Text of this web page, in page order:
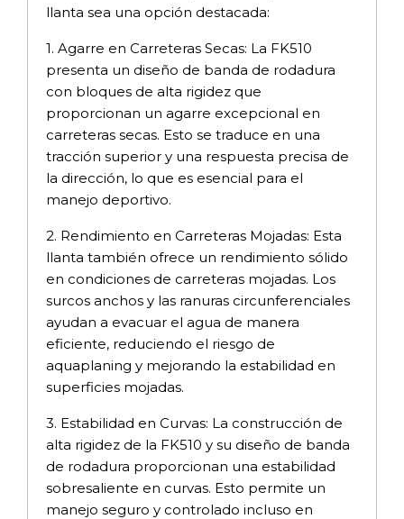
llanta sea una opción destacada:
1. Agarre en Carreteras Secas: La FK510
presenta un diseño de banda de rodadura
con bloques de alta rigidez que
proporcionan un agarre excepcional en
carreteras secas. Esto se traduce en una
tracción superior y una respuesta precisa de
la dirección, lo que es esencial para el
manejo deportivo.
2. Rendimiento en Carreteras Mojadas: Esta
llanta también ofrece un rendimiento sólido
en condiciones de carreteras mojadas. Los
surcos anchos y las ranuras circunferenciales
ayudan a evacuar el agua de manera
eficiente, reduciendo el riesgo de
aquaplaning y mejorando la estabilidad en
superficies mojadas.
3. Estabilidad en Curvas: La construcción de
alta rigidez de la FK510 y su diseño de banda
de rodadura proporcionan una estabilidad
sobresaliente en curvas. Esto permite un
manejo seguro y controlado incluso en